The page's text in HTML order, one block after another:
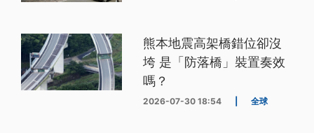
熊本地震高架橋錯位卻沒
垮 是「防落橋」裝置奏效
嗎？
2026-07-30 18:54 全球